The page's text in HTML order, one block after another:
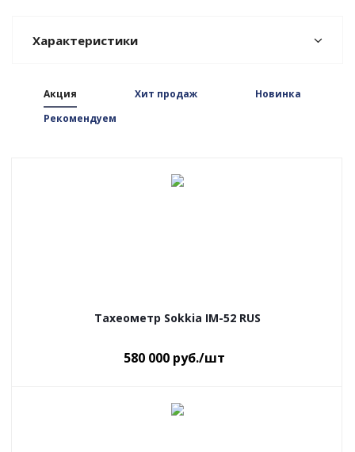
Характеристики
Акция Хит продаж
Новинка
Рекомендуем
Тахеометр Sokkia IM-52 RUS
580 000 руб./шт